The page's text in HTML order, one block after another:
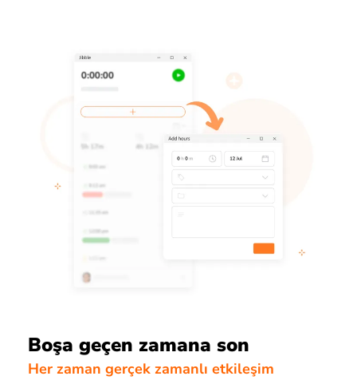
Boşa geçen zamana son
Her zaman gerçek zamanlı etkileşim